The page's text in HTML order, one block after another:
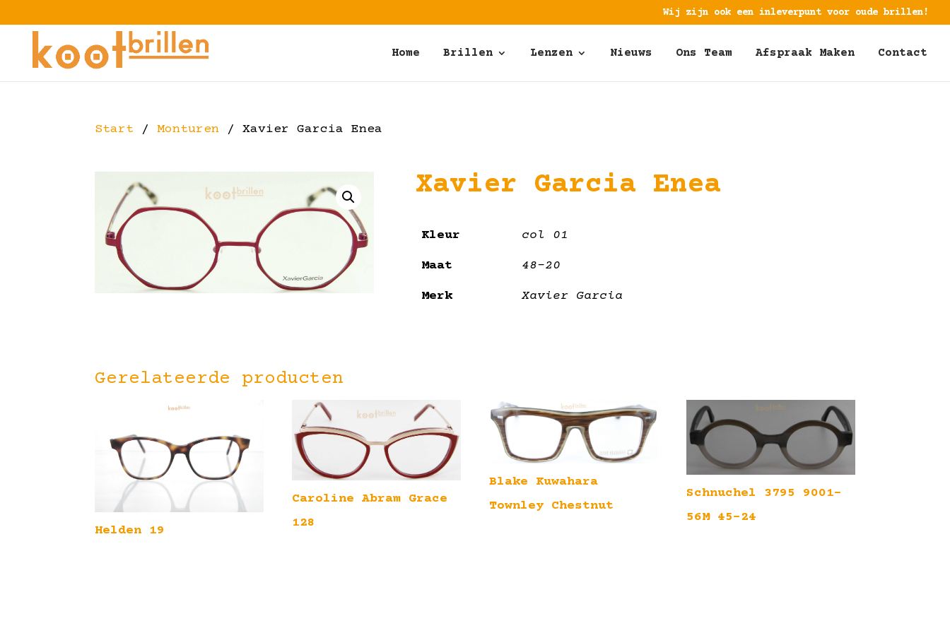
Wij zijn ook een inleverpunt voor oude brillen!
Home Brillen Lenzen Nieuws Ons Team Afspraak Maken Contact
Start /Monturen / Xavier Garcia Enea
Xavier Garcia Enea
Kleur col 01
Maat 48-20
Merk Xavier Garcia
Gerelateerde producten
Helden 19
Caroline Abram Grace
128
Blake Kuwahara
Townley Chestnut
Schnuchel 3795 9001-
56M 45-24